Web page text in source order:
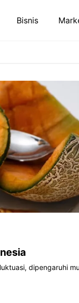
Bisnis
dipengaruhi